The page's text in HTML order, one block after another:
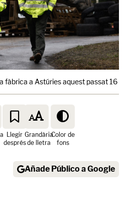
fàbrica a Astúries aquest passat 16
Llegir
després
Grandària
de lletra
Color de
fons
Añade Público a Google